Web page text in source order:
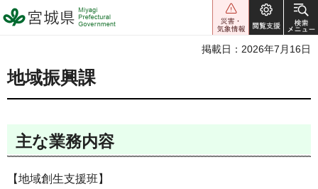
宮城県 Miyagi Prefectural
Government
掲載日：2026年7月16日
地域振興課
主な業務内容
【地域創生支援班】